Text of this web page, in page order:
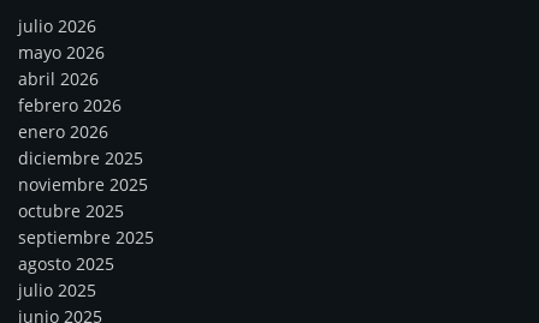
julio 2026
mayo 2026
abril 2026
febrero 2026
enero 2026
diciembre 2025
noviembre 2025
octubre 2025
septiembre 2025
agosto 2025
julio 2025
junio 2025